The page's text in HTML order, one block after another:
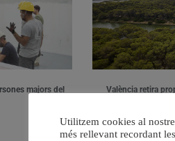
majors del
València retira
Utilitzem cookies al
més rellevant recordant